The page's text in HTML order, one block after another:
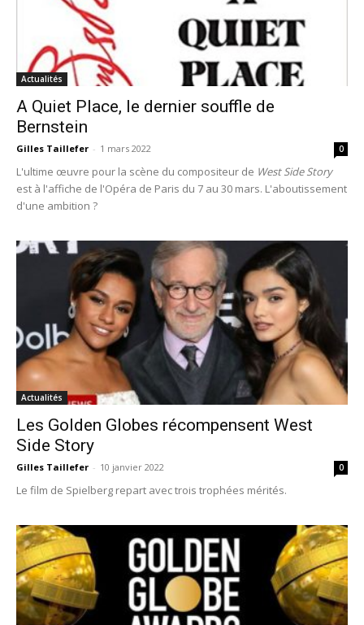
Actualités
A Quiet Place, le dernier souffle de
Bernstein
Gilles Taillefer - 1 mars 2022 0
L'ultime œuvre pour la scène du compositeur de West Side Story
est à l'affiche de l'Opéra de Paris du 7 au 30 mars. L'aboutissement
d'une ambition ?
Actualités
Les Golden Globes récompensent West
Side Story
Gilles Taillefer - 10 janvier 2022 0
Le film de Spielberg repart avec trois trophées mérités.